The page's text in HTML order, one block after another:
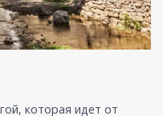
которая идет от